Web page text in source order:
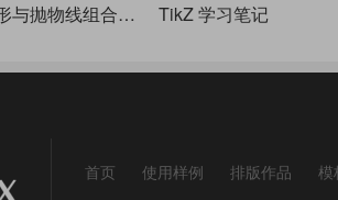
TikZ 正五边形与抛物线组合图形（类似 “花瓣” 或 “星形” 图案） TikZ 学习笔记
首页 使用样例 排版作品